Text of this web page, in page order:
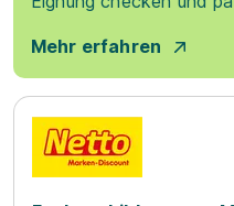
Mehr erfahren